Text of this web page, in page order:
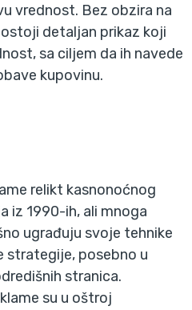
vrednost. Bez obzira na
detaljan prikaz koji
sa ciljem da ih navede
kupovinu.
relikt kasnonoćnog
iz 1990-ih, ali mnoga
ugrađuju svoje tehnike
strategije, posebno u
stranica.
su u oštroj